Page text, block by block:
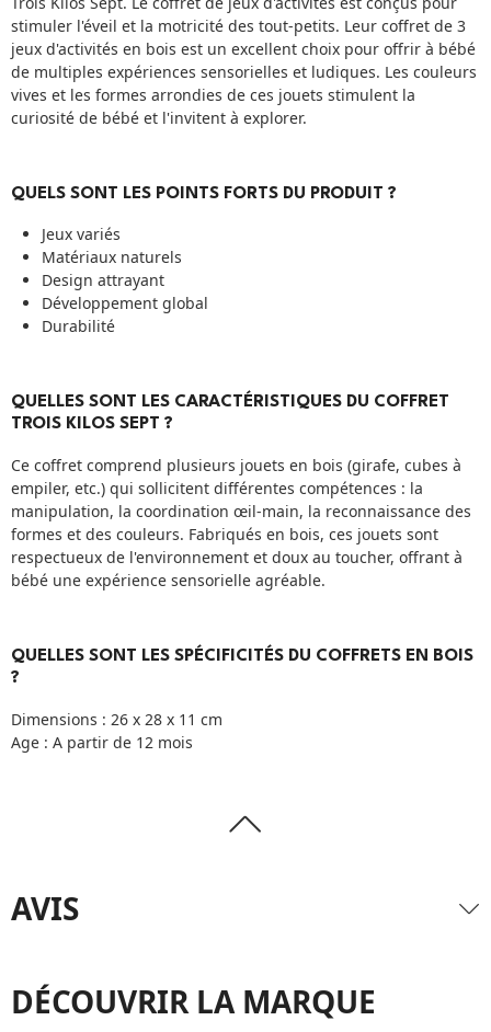
stimuler l'éveil et la motricité des tout-petits. Leur coffret de 3
jeux d'activités en bois est un excellent choix pour offrir à bébé
de multiples expériences sensorielles et ludiques. Les couleurs
vives et les formes arrondies de ces jouets stimulent la
curiosité de bébé et l'invitent à explorer.
QUELS SONT LES POINTS FORTS DU PRODUIT ?
Jeux variés
Matériaux naturels
Design attrayant
Développement global
Durabilité
QUELLES SONT LES CARACTÉRISTIQUES DU COFFRET
TROIS KILOS SEPT ?
Ce coffret comprend plusieurs jouets en bois (girafe, cubes à
empiler, etc.) qui sollicitent différentes compétences : la
manipulation, la coordination œil-main, la reconnaissance des
formes et des couleurs. Fabriqués en bois, ces jouets sont
respectueux de l'environnement et doux au toucher, offrant à
bébé une expérience sensorielle agréable.
QUELLES SONT LES SPÉCIFICITÉS DU COFFRETS EN BOIS
?
Dimensions : 26 x 28 x 11 cm
Age : A partir de 12 mois
AVIS
DÉCOUVRIR LA MARQUE